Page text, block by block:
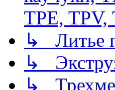
TPE, TPV,
↳ Литье
↳
↳